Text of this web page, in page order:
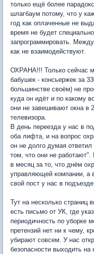
только ещё более
шлагбаум потому, что у
год как оплаченные не
время не будет
запрограммировать.
как не взаимодействуют.
ОХРАНА!!! Только сейчас
бабушек - консьержек за
большинстве своём) не
куда он идёт и по какому
они не завешивают окна в
телевизора.
В день переезда у нас в
оба лифта, и на вопрос
он не долго думая
том, что они не
в месяц за то, что днём
управляющей компании, а
свой пост у нас в
Тут на несколько страниц
есть письмо от УК, где
периодичность по уборке
претензий нет ни к чему,
убирают совсем. У нас
безопасности выходить на